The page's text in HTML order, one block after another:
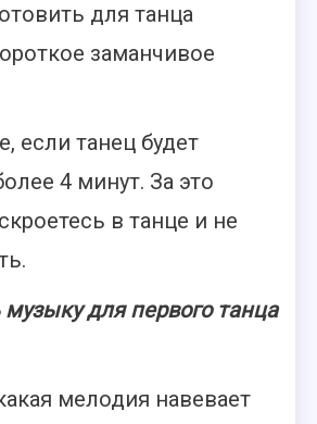
для танца
заманчивое
если танец будет
4 минут. За это
в танце и не
для первого танца
мелодия навевает